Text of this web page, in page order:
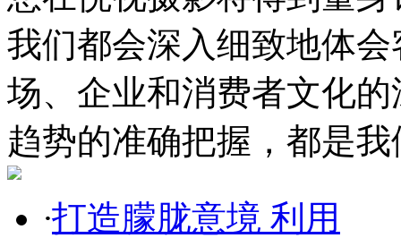
我们都会深入细致地体
场、企业和消费者文化
趋势的准确把握，都是
·打造朦胧意境 利用